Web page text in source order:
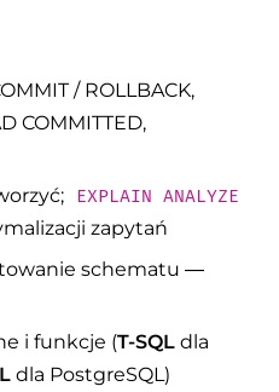
/ ROLLBACK,
COMMITTED,
EXPLAIN ANALYZE
zapytań
schematu —
i funkcje (T-SQL dla
dla PostgreSQL)